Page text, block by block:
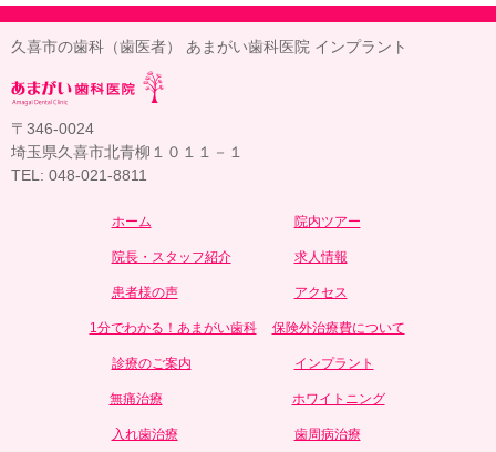
久喜市の歯科（歯医者） あまがい歯科医院 インプラント
〒346-0024
埼玉県久喜市北青柳１０１１－１
TEL: 048-021-8811
ホーム 院内ツアー
院長・スタッフ紹介 求人情報
患者様の声 アクセス
1分でわかる！あまがい歯科 保険外治療費について
診療のご案内 インプラント
無痛治療 ホワイトニング
入れ歯治療 歯周病治療